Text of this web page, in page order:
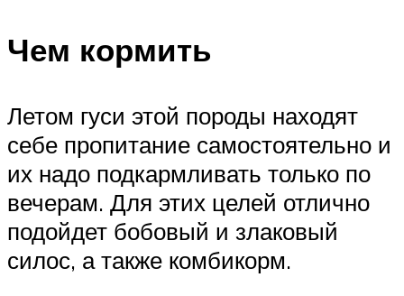
Чем кормить
Летом гуси этой породы находят
себе пропитание самостоятельно и
их надо подкармливать только по
вечерам. Для этих целей отлично
подойдет бобовый и злаковый
силос, а также комбикорм.